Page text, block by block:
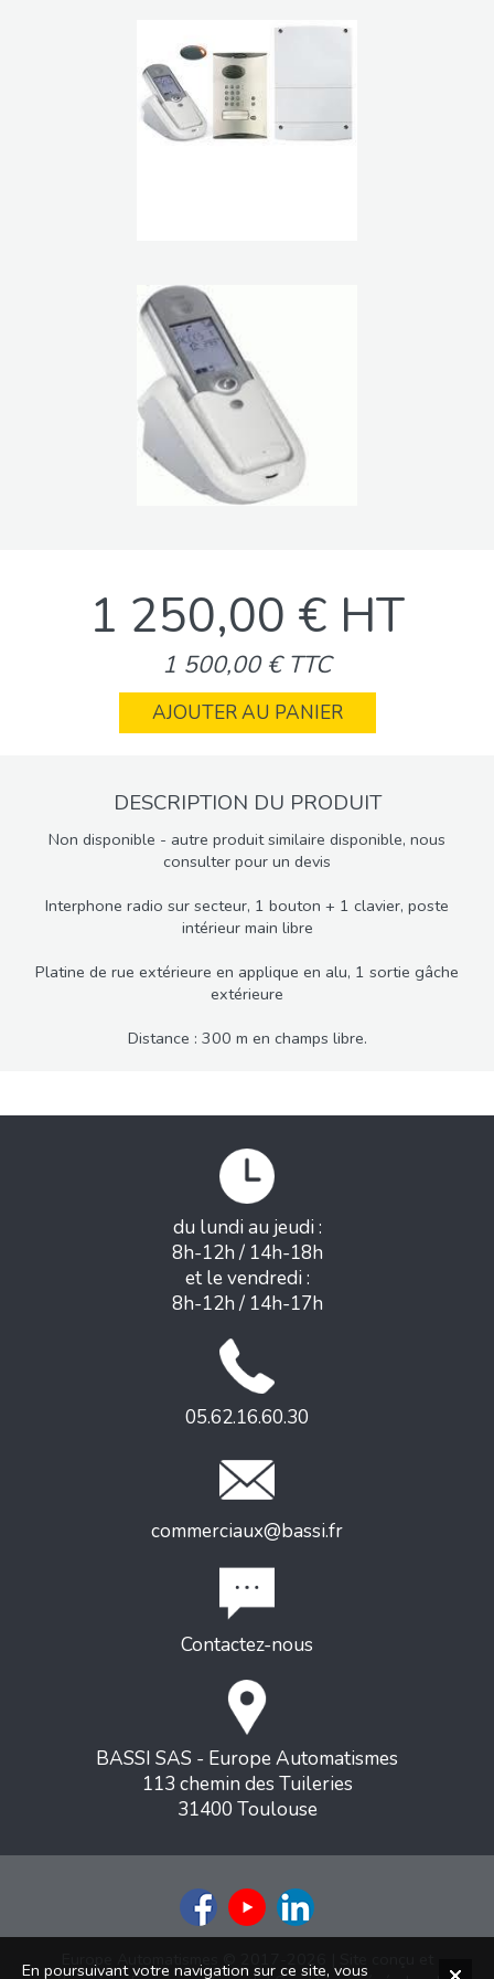
1 250,00 € HT
1 500,00 € TTC
AJOUTER AU PANIER
DESCRIPTION DU PRODUIT
Non disponible - autre produit similaire disponible, nous
consulter pour un devis
Interphone radio sur secteur, 1 bouton + 1 clavier, poste
intérieur main libre
Platine de rue extérieure en applique en alu, 1 sortie gâche
extérieure
Distance : 300 m en champs libre.
du lundi au jeudi :
8h-12h / 14h-18h
et le vendredi :
8h-12h / 14h-17h
05.62.16.60.30
commerciaux@bassi.fr
Contactez-nous
BASSI SAS - Europe Automatismes
113 chemin des Tuileries
31400 Toulouse
Europe Automatismes © 2017-2026 | Site conçu et
En poursuivant votre navigation sur ce site, vous